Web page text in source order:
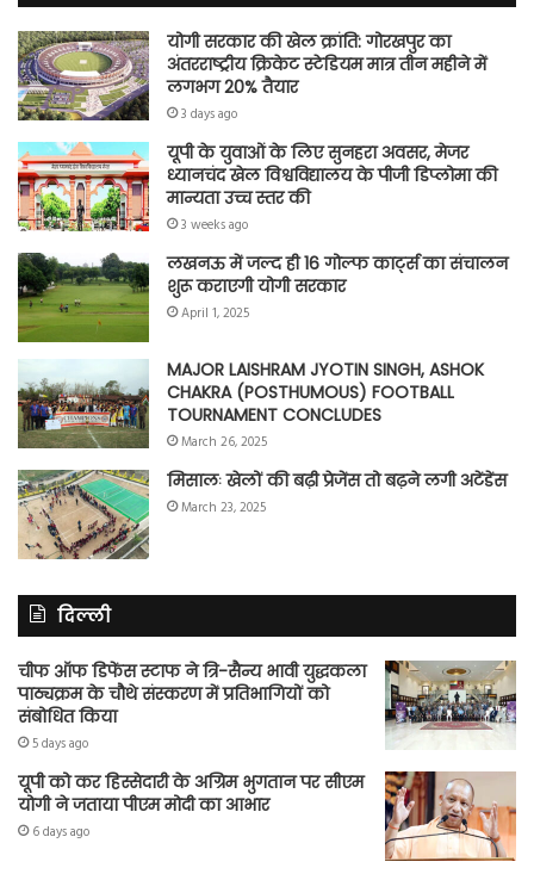
योगी सरकार की खेल क्रांति: गोरखपुर का
अंतरराष्ट्रीय क्रिकेट स्टेडियम मात्र तीन महीने में
लगभग 20% तैयार
3 days ago
यूपी के युवाओं के लिए सुनहरा अवसर, मेजर
ध्यानचंद खेल विश्वविद्यालय के पीजी डिप्लोमा की
मान्यता उच्च स्तर की
3 weeks ago
लखनऊ में जल्द ही 16 गोल्फ कार्ट्स का संचालन
शुरू कराएगी योगी सरकार
April 1, 2025
MAJOR LAISHRAM JYOTIN SINGH, ASHOK
CHAKRA (POSTHUMOUS) FOOTBALL
TOURNAMENT CONCLUDES
March 26, 2025
मिसालः खेलों की बढ़ी प्रेजेंस तो बढ़ने लगी अटेंडेंस
March 23, 2025
दिल्ली
चीफ ऑफ डिफेंस स्टाफ ने त्रि-सैन्य भावी युद्धकला
पाठ्यक्रम के चौथे संस्करण में प्रतिभागियों को
संबोधित किया
5 days ago
यूपी को कर हिस्सेदारी के अग्रिम भुगतान पर सीएम
योगी ने जताया पीएम मोदी का आभार
6 days ago